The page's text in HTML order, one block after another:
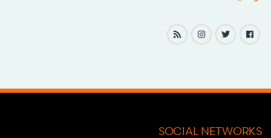
SOCIAL NETWORKS